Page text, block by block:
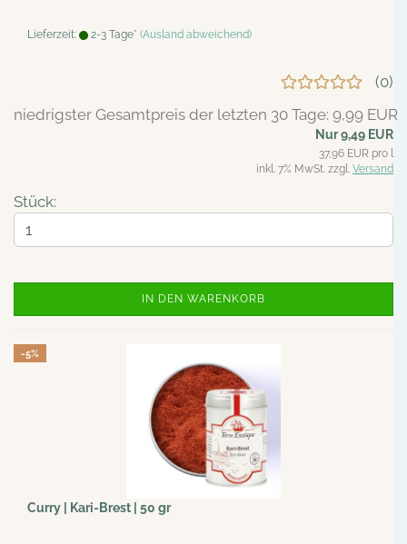
Lieferzeit: 2-3 Tage* (Ausland abweichend)
0
niedrigster Gesamtpreis der letzten 30 Tage: 9,99 EUR
Nur 9,49 EUR
37,96 EUR pro l
inkl. 7% MwSt. zzgl. Versand
Stück:
IN DEN WARENKORB
-5%
Curry | Kari-Brest | 50 gr